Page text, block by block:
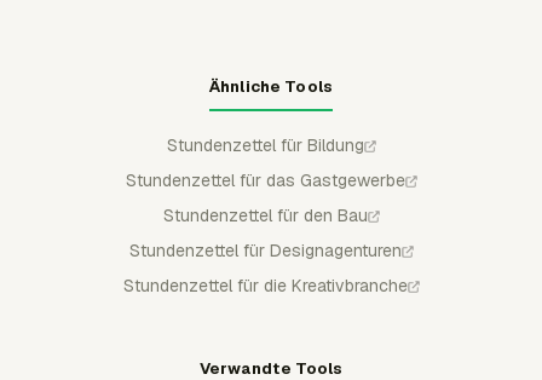
Ähnliche Tools
Stundenzettel für Bildung
Stundenzettel für das Gastgewerbe
Stundenzettel für den Bau
Stundenzettel für Designagenturen
Stundenzettel für die Kreativbranche
Verwandte Tools